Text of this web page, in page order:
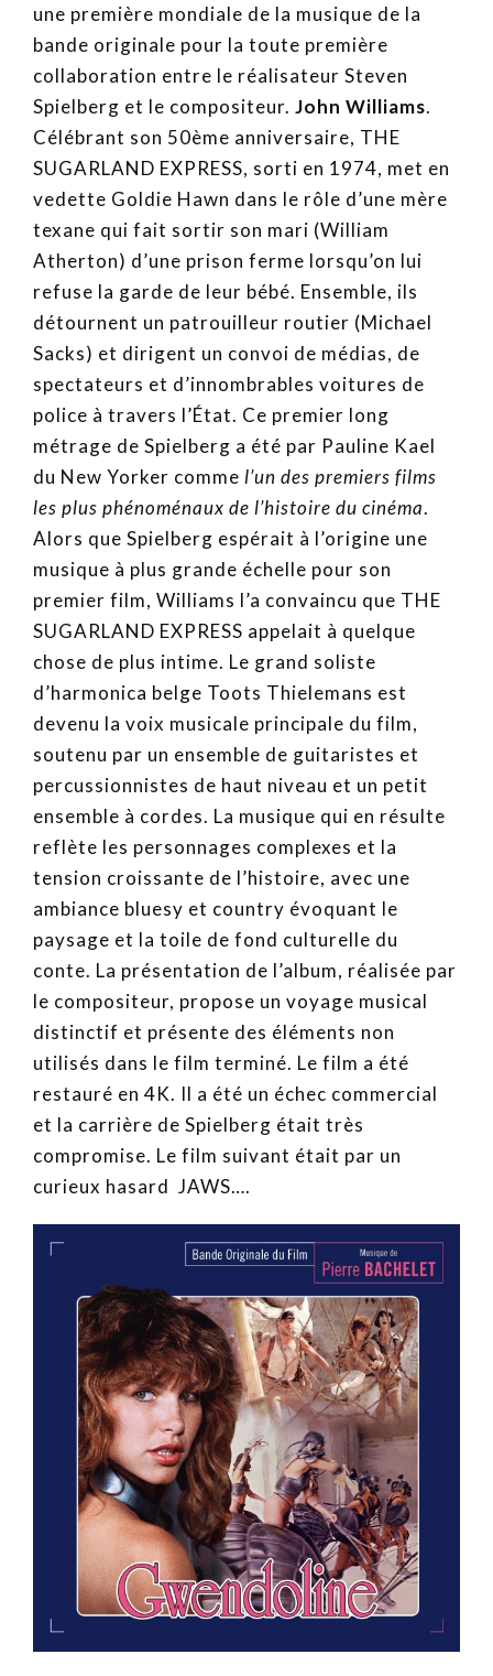
une première mondiale de la musique de la
bande originale pour la toute première
collaboration entre le réalisateur Steven
Spielberg et le compositeur. John Williams.
Célébrant son 50ème anniversaire, THE
SUGARLAND EXPRESS, sorti en 1974, met en
vedette Goldie Hawn dans le rôle d’une mère
texane qui fait sortir son mari (William
Atherton) d’une prison ferme lorsqu’on lui
refuse la garde de leur bébé. Ensemble, ils
détournent un patrouilleur routier (Michael
Sacks) et dirigent un convoi de médias, de
spectateurs et d’innombrables voitures de
police à travers l’État. Ce premier long
métrage de Spielberg a été par Pauline Kael
du New Yorker comme l’un des premiers films
les plus phénoménaux de l’histoire du cinéma.
Alors que Spielberg espérait à l’origine une
musique à plus grande échelle pour son
premier film, Williams l’a convaincu que THE
SUGARLAND EXPRESS appelait à quelque
chose de plus intime. Le grand soliste
d’harmonica belge Toots Thielemans est
devenu la voix musicale principale du film,
soutenu par un ensemble de guitaristes et
percussionnistes de haut niveau et un petit
ensemble à cordes. La musique qui en résulte
reflète les personnages complexes et la
tension croissante de l’histoire, avec une
ambiance bluesy et country évoquant le
paysage et la toile de fond culturelle du
conte. La présentation de l’album, réalisée par
le compositeur, propose un voyage musical
distinctif et présente des éléments non
utilisés dans le film terminé. Le film a été
restauré en 4K. Il a été un échec commercial
et la carrière de Spielberg était très
compromise. Le film suivant était par un
curieux hasard JAWS….